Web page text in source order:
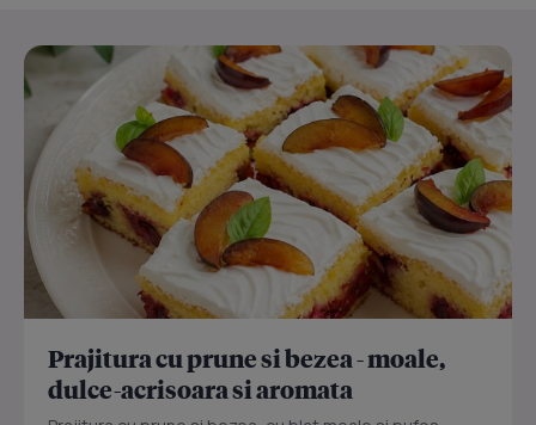
Prajitura cu prune si bezea - moale,
dulce-acrisoara si aromata